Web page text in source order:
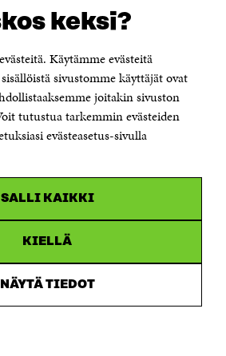
keksi?
Käytämme evästeitä
sivustomme käyttäjät ovat
joitakin sivuston
tutustua tarkemmin evästeiden
evästeasetus-sivulla
SALLI KAIKKI
KIELLÄ
NÄYTÄ TIEDOT
PL 160,
991